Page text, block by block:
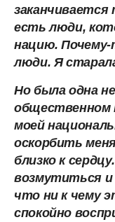
заканчивается
есть люди,
нацию.
люди. Я
Но была одна
общественном
моей
оскорбить
близко к
возмутиться и
что ни к чему
спокойно